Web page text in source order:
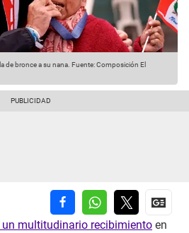
de bronce a su nana. Fuente: Composición El
multitudinario recibimiento en